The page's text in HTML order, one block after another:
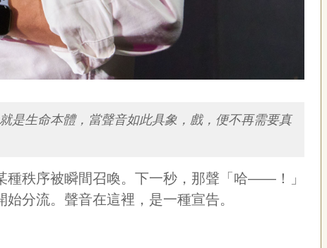
是生命本體，當聲音如此具象，戲，便不再需要真
種秩序被瞬間召喚。下一秒，那聲「哈——！」
分流。聲音在這裡，是一種宣告。